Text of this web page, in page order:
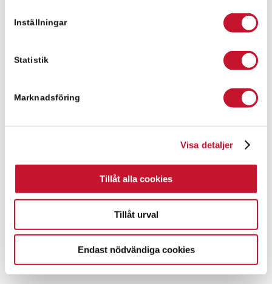
Inställningar
Statistik
Marknadsföring
Visa detaljer
Tillåt alla cookies
Tillåt urval
Endast nödvändiga cookies
fanny.palsson@relier.se
Meddelande